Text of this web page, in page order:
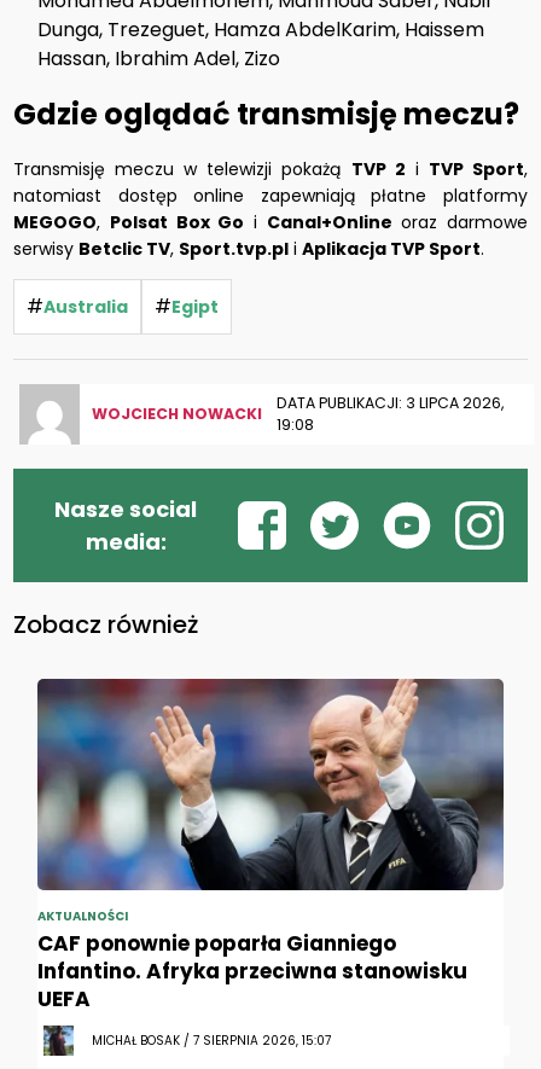
Dunga, Trezeguet, Hamza AbdelKarim, Haissem
Hassan, Ibrahim Adel, Zizo
Gdzie oglądać transmisję meczu?
Transmisję meczu w telewizji pokażą TVP 2 i TVP Sport,
natomiast dostęp online zapewniają płatne platformy
MEGOGO, Polsat Box Go i Canal+Online oraz darmowe
serwisy Betclic TV, Sport.tvp.pl iAplikacja TVP Sport.
#Australia #Egipt
WOJCIECH NOWACKI
DATA PUBLIKACJI: 3 LIPCA 2026,
19:08
Nasze social
media:
Zobacz również
AKTUALNOŚCI
CAF ponownie poparła Gianniego
Infantino. Afryka przeciwna stanowisku
UEFA
MICHAŁ BOSAK / 7 SIERPNIA 2026, 15:07